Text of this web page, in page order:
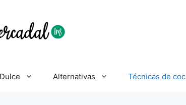
Dulce Alternativas Técnicas de